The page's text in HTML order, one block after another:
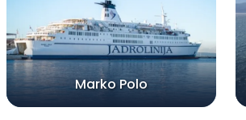
Marko Polo